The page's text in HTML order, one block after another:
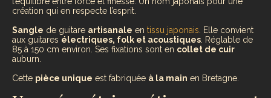
création qui en respecte l’esprit.
Sangle de guitare artisanale en tissu japonais . Elle convient
aux guitares électriques, folk et acoustiques . Réglable de
85 à 150 cm environ. Ses fixations sont en collet de cuir
auburn.
Cette pièce unique est fabriquée à la main en Bretagne.